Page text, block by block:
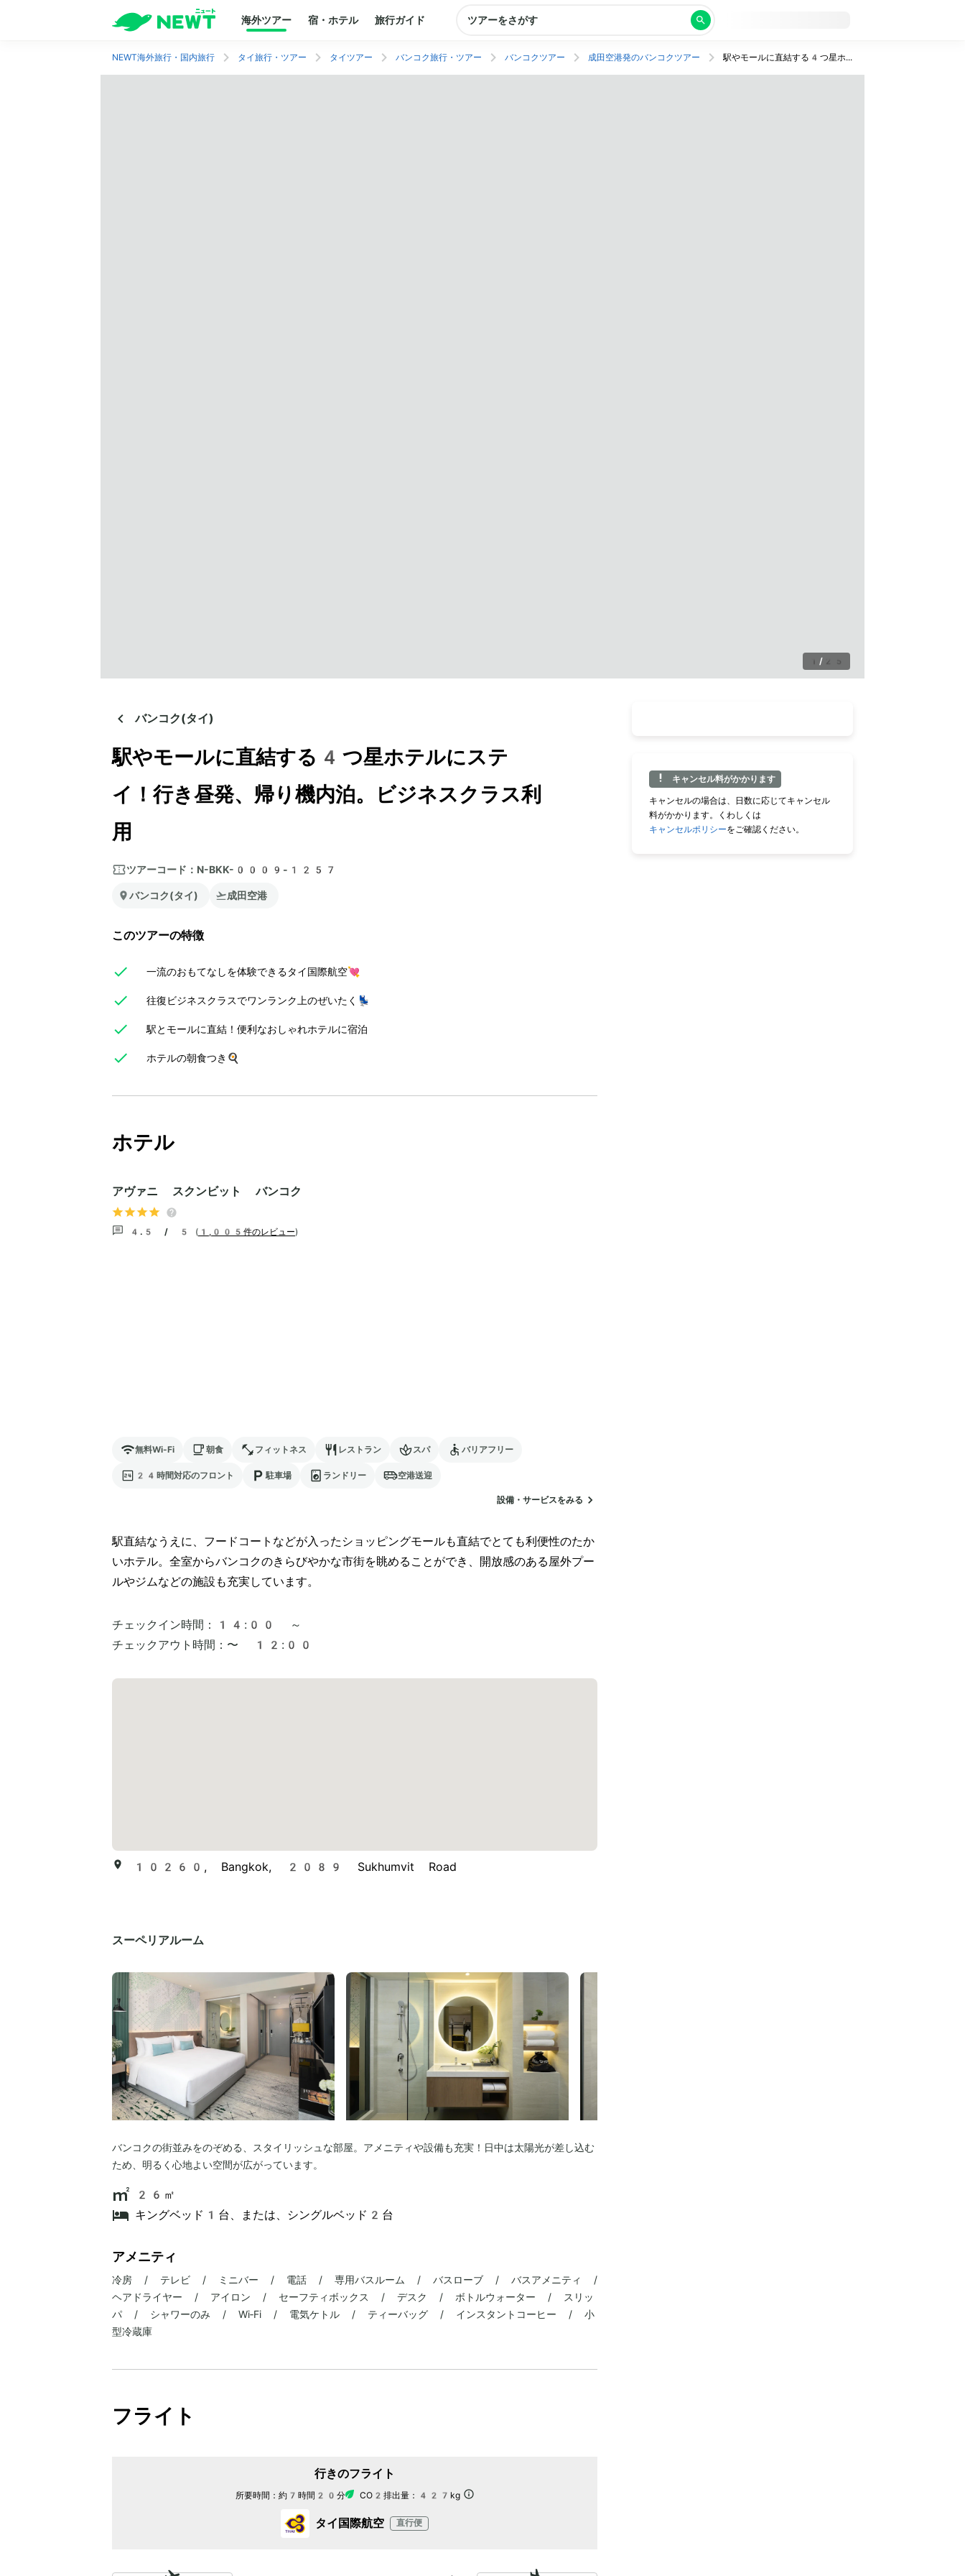
海外ツアー 宿・ホテル 旅行ガイド ツアーをさがす
NEWT海外旅行・国内旅行 タイ旅行・ツアー タイツアー バンコク旅行・ツアー バンコクツアー 成田空港発のバンコクツアー 駅やモールに直結する4つ星ホテルにステイ！行き昼発、帰り機内泊。ビジネスクラス利用
1 / 25
バンコク(タイ)
駅やモールに直結する4つ星ホテルにステ
イ！行き昼発、帰り機内泊。ビジネスクラス利
用
ツアーコード： N-BKK-0009-1257
バンコク(タイ) 成田空港
このツアーの特徴
一流のおもてなしを体験できるタイ国際航空💘
往復ビジネスクラスでワンランク上のぜいたく💺
駅とモールに直結！便利なおしゃれホテルに宿泊
ホテルの朝食つき🍳
ホテル
アヴァニ スクンビット バンコク
4.5 / 5 ( 1,005件のレビュー)
無料Wi-Fi 朝食 フィットネス レストラン スパ バリアフリー
24時間対応のフロント 駐車場 ランドリー 空港送迎
設備・サービスをみる
駅直結なうえに、フードコートなどが入ったショッピングモールも直結でとても利便性のたか
いホテル。全室からバンコクのきらびやかな市街を眺めることができ、開放感のある屋外プー
ルやジムなどの施設も充実しています。
チェックイン時間：
14:00 ～
チェックアウト時間： 〜 12:00
10260, Bangkok, 2089 Sukhumvit Road
スーペリアルーム
バンコクの街並みをのぞめる、スタイリッシュな部屋。アメニティや設備も充実！日中は太陽光が差し込む
ため、明るく心地よい空間が広がっています。
26㎡
キングベッド1台、または、シングルベッド2台
アメニティ
冷房 / テレビ / ミニバー / 電話 / 専用バスルーム / バスローブ / バスアメニティ /
ヘアドライヤー / アイロン / セーフティボックス / デスク / ボトルウォーター / スリッ
パ / シャワーのみ / Wi‐Fi / 電気ケトル / ティーバッグ / インスタントコーヒー / 小
型冷蔵庫
フライト
行きのフライト
所要時間： 約7時間20分 CO2排出量： 427kg
タイ国際航空 直行便
キャンセル料がかかります
キャンセルの場合は、日数に応じてキャンセル
料がかかります。くわしくは
キャンセルポリシーをご確認ください。